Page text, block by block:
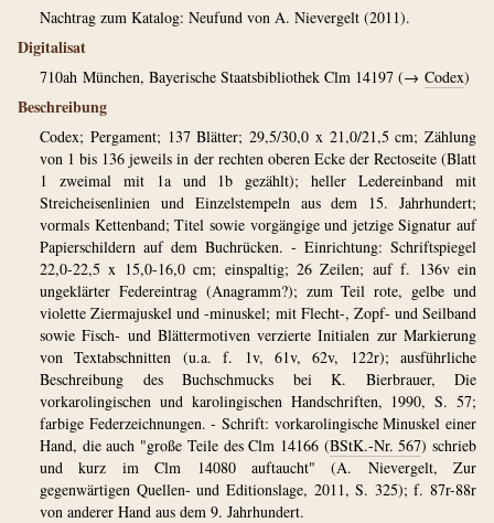
Nachtrag zum Katalog: Neufund von A. Nievergelt (2011).
Digitalisat
710ah München, Bayerische Staatsbibliothek Clm 14197 (→ Codex)
Beschreibung
Codex; Pergament; 137 Blätter; 29,5/30,0 x 21,0/21,5 cm; Zählung
von 1 bis 136 jeweils in der rechten oberen Ecke der Rectoseite (Blatt
1 zweimal mit 1a und 1b gezählt); heller Ledereinband mit
Streicheisenlinien und Einzelstempeln aus dem 15. Jahrhundert;
vormals Kettenband; Titel sowie vorgängige und jetzige Signatur auf
Papierschildern auf dem Buchrücken. - Einrichtung: Schriftspiegel
22,0-22,5 x 15,0-16,0 cm; einspaltig; 26 Zeilen; auf f. 136v ein
ungeklärter Federeintrag (Anagramm?); zum Teil rote, gelbe und
violette Ziermajuskel und -minuskel; mit Flecht-, Zopf- und Seilband
sowie Fisch- und Blättermotiven verzierte Initialen zur Markierung
von Textabschnitten (u.a. f. 1v, 61v, 62v, 122r); ausführliche
Beschreibung des Buchschmucks bei K. Bierbrauer, Die
vorkarolingischen und karolingischen Handschriften, 1990, S. 57;
farbige Federzeichnungen. - Schrift: vorkarolingische Minuskel einer
Hand, die auch "große Teile des Clm 14166 (BStK.-Nr. 567) schrieb
und kurz im Clm 14080 auftaucht" (A. Nievergelt, Zur
gegenwärtigen Quellen- und Editionslage, 2011, S. 325); f. 87r-88r
von anderer Hand aus dem 9. Jahrhundert.